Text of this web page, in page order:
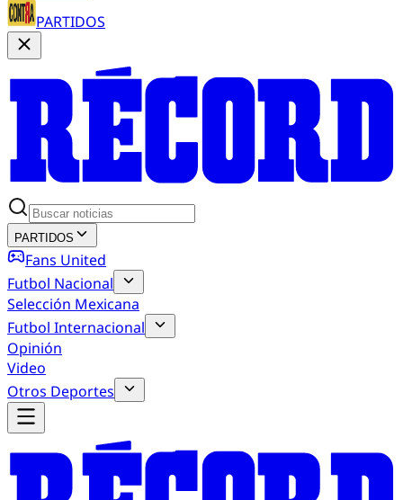
PARTIDOS
PARTIDOS
Fans United
Futbol Nacional
Selección Mexicana
Futbol Internacional
Opinión
Video
Otros Deportes